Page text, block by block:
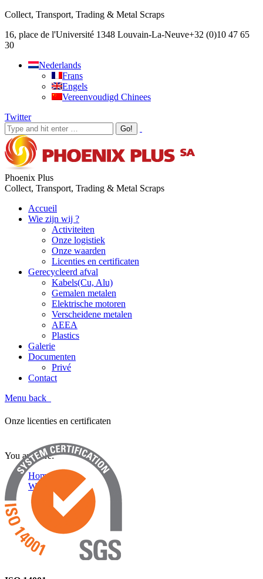
Collect, Transport, Trading & Metal Scraps
16, place de l'Université 1348 Louvain-La-Neuve+32 (0)10 47 65
30
Nederlands
Frans
Engels
Vereenvoudigd Chinees
Twitter
Phoenix Plus
Collect, Transport, Trading & Metal Scraps
Accueil
Wie zijn wij ?
Activiteiten
Onze logistiek
Onze waarden
Licenties en certificaten
Gerecycleerd afval
Kabels(Cu, Alu)
Gemalen metalen
Elektrische motoren
Verscheidene metalen
AEEA
Plastics
Galerie
Documenten
Privé
Contact
Menu back
Licenties en certificaten
You are here:
Home
Wie zijn wij ?
Licenties en certificaten
Onze licenties en certificaten